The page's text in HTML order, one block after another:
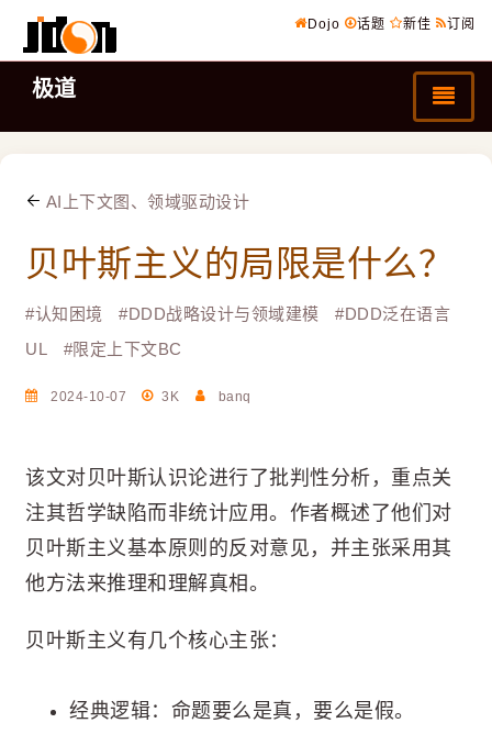
Dojo 话题 新佳 订阅
极道
AI上下文图、领域驱动设计
贝叶斯主义的局限是什么？
#认知困境 #DDD战略设计与领域建模 #DDD泛在语言
UL
#限定上下文BC
2024-10-07 3K banq
该文对贝叶斯认识论进行了批判性分析，重点关
注其哲学缺陷而非统计应用。作者概述了他们对
贝叶斯主义基本原则的反对意见，并主张采用其
他方法来推理和理解真相。
贝叶斯主义有几个核心主张：
经典逻辑：命题要么是真，要么是假。